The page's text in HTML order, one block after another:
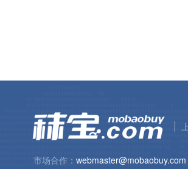
市场合作： webmaster@mobaobuy.com